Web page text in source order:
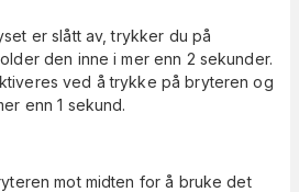
er slått av, trykker du på
den inne i mer enn 2 sekunder.
ved å trykke på bryteren og
enn 1 sekund.
mot midten for å bruke det